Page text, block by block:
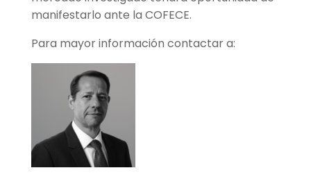
manifestarlo ante la COFECE.
Para mayor información contactar a: